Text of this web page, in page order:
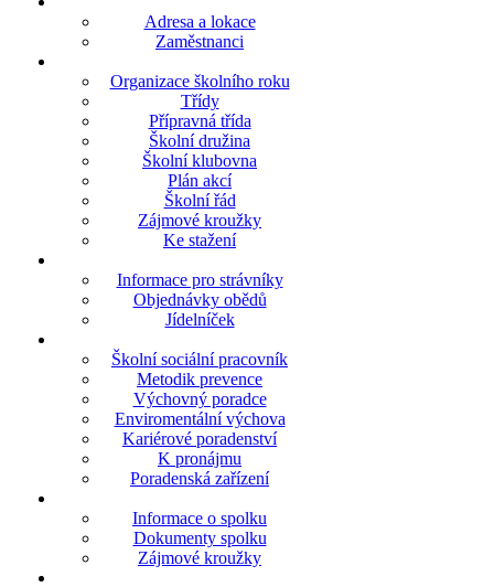
Adresa a lokace
Zaměstnanci
Organizace školního roku
Třídy
Přípravná třída
Školní družina
Školní klubovna
Plán akcí
Školní řád
Zájmové kroužky
Ke stažení
Informace pro strávníky
Objednávky obědů
Jídelníček
Školní sociální pracovník
Metodik prevence
Výchovný poradce
Enviromentální výchova
Kariérové poradenství
K pronájmu
Poradenská zařízení
Informace o spolku
Dokumenty spolku
Zájmové kroužky